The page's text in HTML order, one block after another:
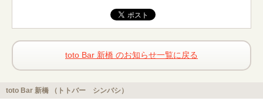
toto Bar 新橋 のお知らせ一覧に戻る
toto Bar 新橋 （トトバー シンバシ）